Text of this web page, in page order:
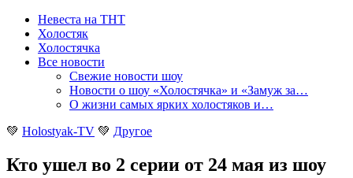
Невеста на ТНТ
Холостяк
Холостячка
Все новости
Свежие новости шоу
Новости о шоу «Холостячка» и «Замуж за…
О жизни самых ярких холостяков и…
💚 Holostyak-TV 💚 Другое
Кто ушел во 2 серии от 24 мая из шоу